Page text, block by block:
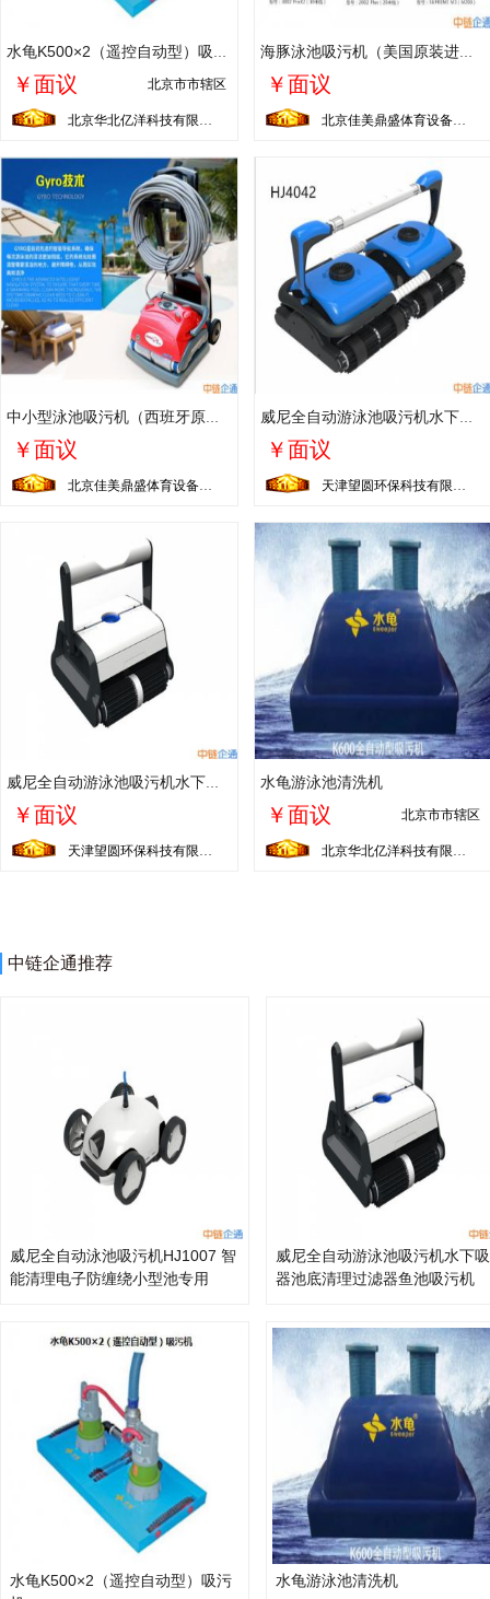
水龟K500×2（遥控自动型）吸污机
￥面议 北京市市辖区
北京华北亿洋科技有限公司
海豚泳池吸污机（美国原装进口）吸污机 泳池水吸污机 泳池水清污机
￥面议
北京佳美鼎盛体育设备有限公司
中小型泳池吸污机（西班牙原装进口）
￥面议
北京佳美鼎盛体育设备有限公司
威尼全自动游泳池吸污机水下吸尘器大型泳池及奥林匹克泳池用
￥面议
天津望圆环保科技有限公司
威尼全自动游泳池吸污机水下吸尘器池底清理过滤器鱼池吸污机
￥面议
天津望圆环保科技有限公司
水龟游泳池清洗机
￥面议 北京市市辖区
北京华北亿洋科技有限公司
中链企通推荐
威尼全自动泳池吸污机HJ1007 智
能清理电子防缠绕小型池专用
威尼全自动游泳池吸污机水下
器池底清理过滤器鱼池吸污机
水龟K500×2（遥控自动型）吸污
水龟游泳池清洗机